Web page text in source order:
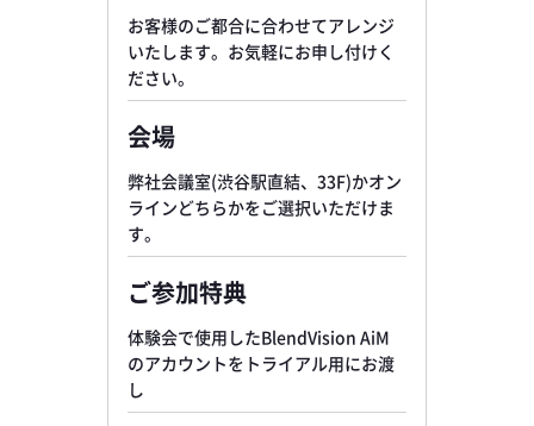
お客様のご都合に合わせてアレンジ
いたします。お気軽にお申し付けく
ださい。
会場
弊社会議室(渋谷駅直結、33F)かオン
ラインどちらかをご選択いただけま
す。
ご参加特典
体験会で使用したBlendVision AiM
のアカウントをトライアル用にお渡
し